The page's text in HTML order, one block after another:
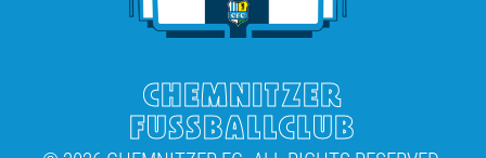
CHEMNITZER
FUSSBALLCLUB